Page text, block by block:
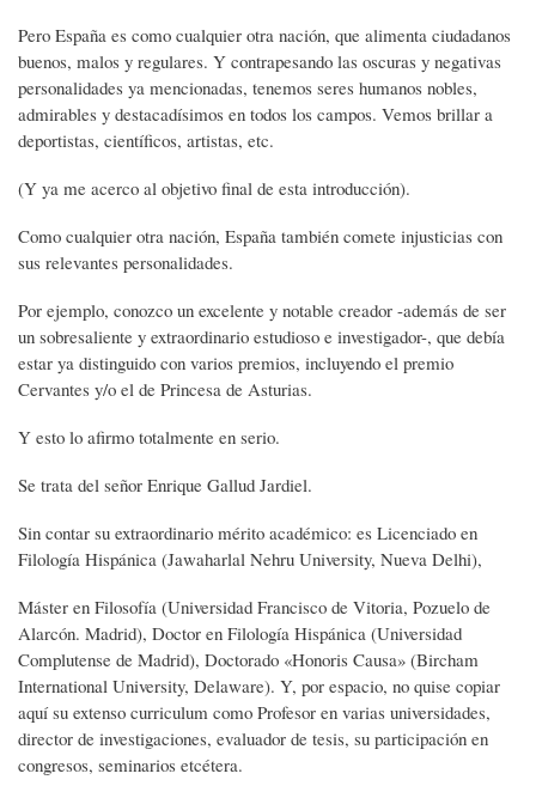
Pero España es como cualquier otra nación, que alimenta ciudadanos
buenos, malos y regulares. Y contrapesando las oscuras y negativas
personalidades ya mencionadas, tenemos seres humanos nobles,
admirables y destacadísimos en todos los campos. Vemos brillar a
deportistas, científicos, artistas, etc.
(Y ya me acerco al objetivo final de esta introducción).
Como cualquier otra nación, España también comete injusticias con
sus relevantes personalidades.
Por ejemplo, conozco un excelente y notable creador -además de ser
un sobresaliente y extraordinario estudioso e investigador-, que debía
estar ya distinguido con varios premios, incluyendo el premio
Cervantes y/o el de Princesa de Asturias.
Y esto lo afirmo totalmente en serio.
Se trata del señor Enrique Gallud Jardiel.
Sin contar su extraordinario mérito académico: es Licenciado en
Filología Hispánica (Jawaharlal Nehru University, Nueva Delhi),
Máster en Filosofía (Universidad Francisco de Vitoria, Pozuelo de
Alarcón. Madrid), Doctor en Filología Hispánica (Universidad
Complutense de Madrid), Doctorado «Honoris Causa» (Bircham
International University, Delaware). Y, por espacio, no quise copiar
aquí su extenso curriculum como Profesor en varias universidades,
director de investigaciones, evaluador de tesis, su participación en
congresos, seminarios etcétera.